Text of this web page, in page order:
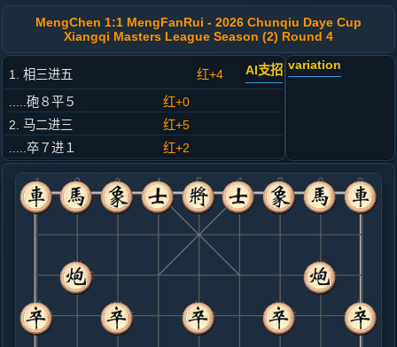
MengChen 1:1 MengFanRui - 2026 Chunqiu Daye Cup
Xiangqi Masters League Season (2) Round 4
1. 相三进五 红+4 AI支招
.....砲８平５
红+0
2. 马二进三
红+5
.....卒７进１
红+2
3. 仕四进五
黑+11
.....马８进７
黑+9
4. 车一平四
黑+27
.....车９平８
黑+16
5. 炮二退二
黑+21
.....卒３进１
6. 炮八平七
黑+27
.....马２进３
黑+13
variation